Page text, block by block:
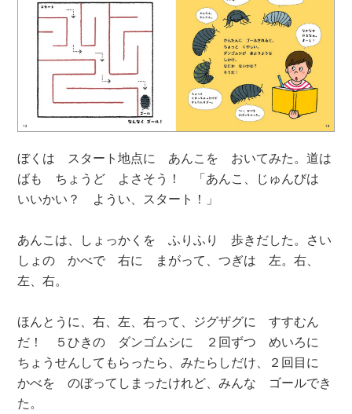
ぼくは スタート地点に あんこを おいてみた。道は
ばも ちょうど よさそう！ 「あんこ、じゅんびは
いいかい？ ようい、スタート！」
あんこは、しょっかくを ふりふり 歩きだした。さい
しょの かべで 右に まがって、つぎは 左。右、
左、右。
ほんとうに、右、左、右って、ジグザグに すすむん
だ！ ５ひきの ダンゴムシに ２回ずつ めいろに
ちょうせんしてもらったら、みたらしだけ、２回目に
かべを のぼってしまったけれど、みんな ゴールでき
た。